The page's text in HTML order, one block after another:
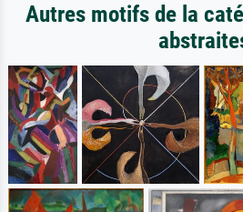
Autres motifs de la